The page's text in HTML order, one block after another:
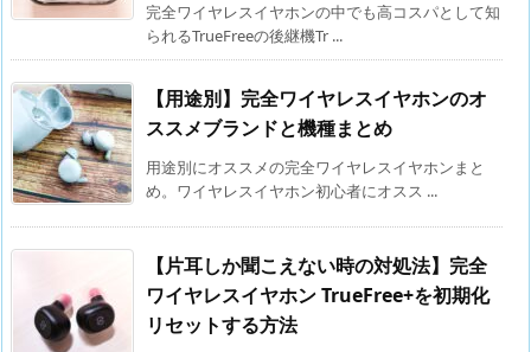
完全ワイヤレスイヤホンの中でも高コスパとして知
られるTrueFreeの後継機Tr ...
【用途別】完全ワイヤレスイヤホンのオ
ススメブランドと機種まとめ
用途別にオススメの完全ワイヤレスイヤホンまと
め。ワイヤレスイヤホン初心者にオスス ...
【片耳しか聞こえない時の対処法】完全
ワイヤレスイヤホン TrueFree+を初期化
リセットする方法